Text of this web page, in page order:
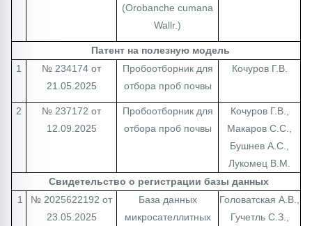
(Orobanche cumana
Wallr.)
Патент на полезную модель
1
№ 234174 от
21.05.2025
Пробоотборник для
отбора проб почвы
Кочуров Г.В.
2
№ 237172 от
12.09.2025
Пробоотборник для
отбора проб почвы
Кочуров Г.В.,
Макаров С.С.,
Бушнев А.С.,
Лукомец В.М.
Свидетельство о регистрации базы данных
1
№ 2025622192 от
23.05.2025
База данных
микросателлитных
Головатская А.В.,
Гучетль С.З.,